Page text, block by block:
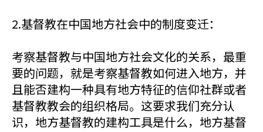
2.基督教在中国地方社会中的制度变迁：
考察基督教与中国地方社会文化的关系，最重
要的问题，就是考察基督教如何进入地方，并
且能否建构一种具有地方特征的信仰社群或者
基督教教会的组织格局。这要求我们充分认
识，地方基督教的建构工具是什么，地方基督